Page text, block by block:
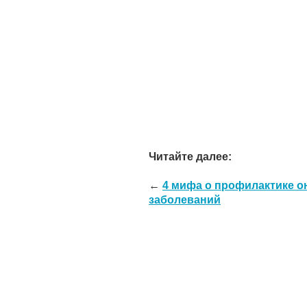
Читайте далее:
← 4 мифа о профилактике
заболеваний